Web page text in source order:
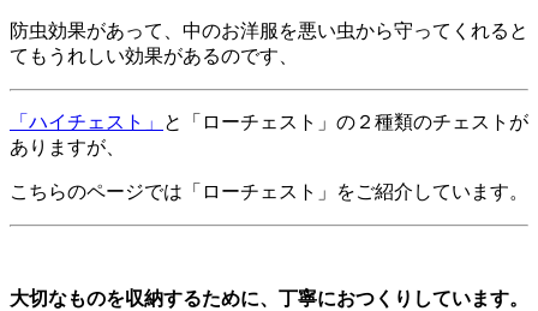
防虫効果があって、中のお洋服を悪い虫から守ってくれると
てもうれしい効果があるのです、
「ハイチェスト」
と「ローチェスト」の２種類のチェストが
ありますが、
こちらのページでは「ローチェスト」をご紹介しています。
大切なものを収納するために、丁寧におつくりしています。